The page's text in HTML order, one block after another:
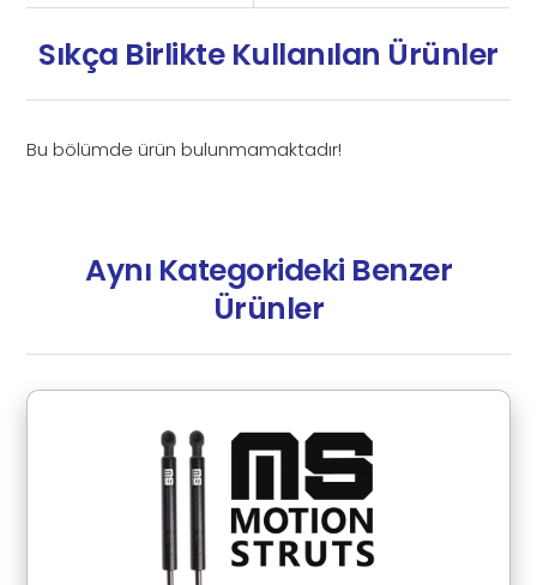
Sıkça Birlikte Kullanılan Ürünler
Bu bölümde ürün bulunmamaktadır!
Aynı Kategorideki Benzer
Ürünler